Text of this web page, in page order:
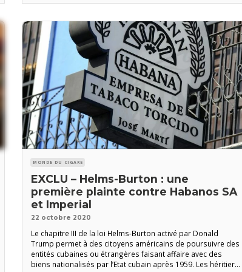
MONDE DU CIGARE
EXCLU – Helms-Burton : une
première plainte contre Habanos SA
et Imperial
22 octobre 2020
Le chapitre III de la loi Helms-Burton activé par Donald
Trump permet à des citoyens américains de poursuivre des
entités cubaines ou étrangères faisant affaire avec des
biens nationalisés par l’Etat cubain après 1959. Les héritiers